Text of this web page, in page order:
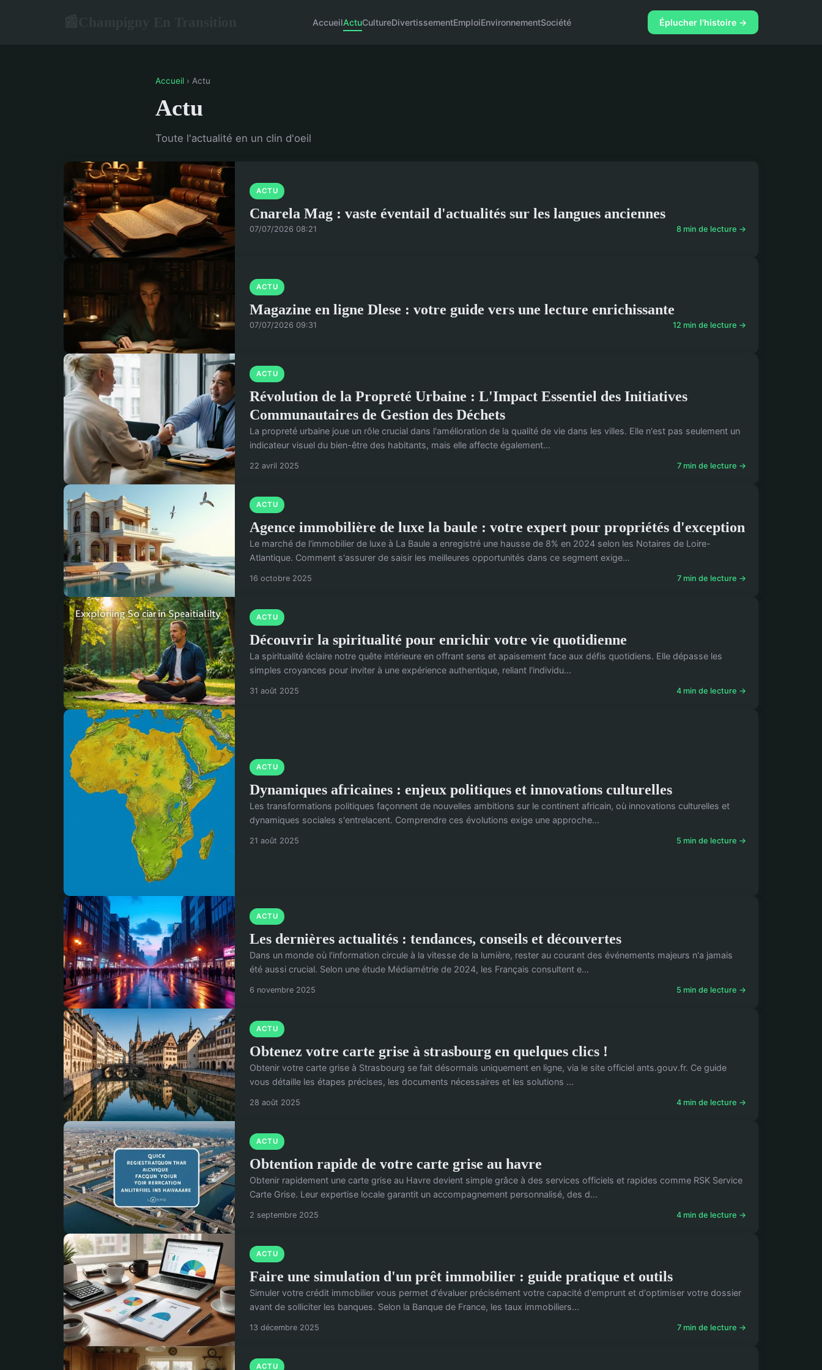
AccueilActuCultureDivertissementEmploiEnvironnementSociété Éplucher l'histoire →
Accueil › Actu
Actu
Toute l'actualité en un clin d'oeil
ACTU
Cnarela Mag : vaste éventail d'actualités sur les langues anciennes
07/07/2026 08:21 8 min de lecture →
ACTU
Magazine en ligne Dlese : votre guide vers une lecture enrichissante
07/07/2026 09:31 12 min de lecture →
ACTU
Révolution de la Propreté Urbaine : L'Impact Essentiel des Initiatives
Communautaires de Gestion des Déchets
La propreté urbaine joue un rôle crucial dans l'amélioration de la qualité de vie dans les villes. Elle n'est pas seulement un
indicateur visuel du bien-être des habitants, mais elle affecte également...
22 avril 2025 7 min de lecture →
ACTU
Agence immobilière de luxe la baule : votre expert pour propriétés d'exception
Le marché de l'immobilier de luxe à La Baule a enregistré une hausse de 8% en 2024 selon les Notaires de Loire-
Atlantique. Comment s'assurer de saisir les meilleures opportunités dans ce segment exige...
16 octobre 2025 7 min de lecture →
ACTU
Découvrir la spiritualité pour enrichir votre vie quotidienne
La spiritualité éclaire notre quête intérieure en offrant sens et apaisement face aux défis quotidiens. Elle dépasse les
simples croyances pour inviter à une expérience authentique, reliant l'individu...
31 août 2025 4 min de lecture →
ACTU
Dynamiques africaines : enjeux politiques et innovations culturelles
Les transformations politiques façonnent de nouvelles ambitions sur le continent africain, où innovations culturelles et
dynamiques sociales s'entrelacent. Comprendre ces évolutions exige une approche...
21 août 2025 5 min de lecture →
ACTU
Les dernières actualités : tendances, conseils et découvertes
Dans un monde où l'information circule à la vitesse de la lumière, rester au courant des événements majeurs n'a jamais
été aussi crucial. Selon une étude Médiamétrie de 2024, les Français consultent e...
6 novembre 2025 5 min de lecture →
ACTU
Obtenez votre carte grise à strasbourg en quelques clics !
Obtenir votre carte grise à Strasbourg se fait désormais uniquement en ligne, via le site officiel ants.gouv.fr. Ce guide
vous détaille les étapes précises, les documents nécessaires et les solutions ...
28 août 2025 4 min de lecture →
ACTU
Obtention rapide de votre carte grise au havre
Obtenir rapidement une carte grise au Havre devient simple grâce à des services officiels et rapides comme RSK Service
Carte Grise. Leur expertise locale garantit un accompagnement personnalisé, des d...
2 septembre 2025 4 min de lecture →
ACTU
Faire une simulation d'un prêt immobilier : guide pratique et outils
Simuler votre crédit immobilier vous permet d'évaluer précisément votre capacité d'emprunt et d'optimiser votre dossier
avant de solliciter les banques. Selon la Banque de France, les taux immobiliers...
13 décembre 2025 7 min de lecture →
ACTU